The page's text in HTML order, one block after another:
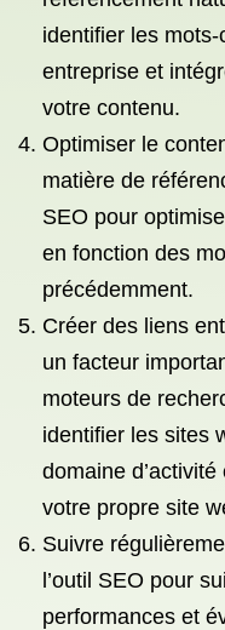
identifier les
entreprise et
votre contenu.
Optimiser le
matière de
SEO pour
en fonction des
précédemment.
Créer des liens
un facteur
moteurs de
identifier les sites
domaine
votre propre site
Suivre
l’outil SEO pour
performances et